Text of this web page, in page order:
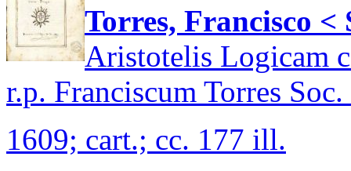
Torres, Francisco <
Aristotelis Logicam
r.p. Franciscum Torres
1609; cart.; cc. 177 ill.